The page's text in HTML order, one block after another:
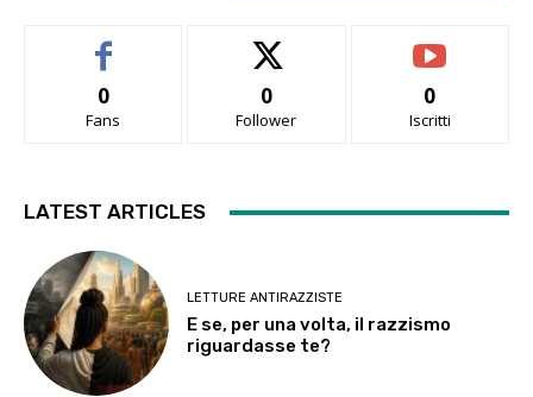
0
Fans
0
Follower
0
Iscritti
LATEST ARTICLES
LETTURE ANTIRAZZISTE
E se, per una volta, il razzismo
riguardasse te?